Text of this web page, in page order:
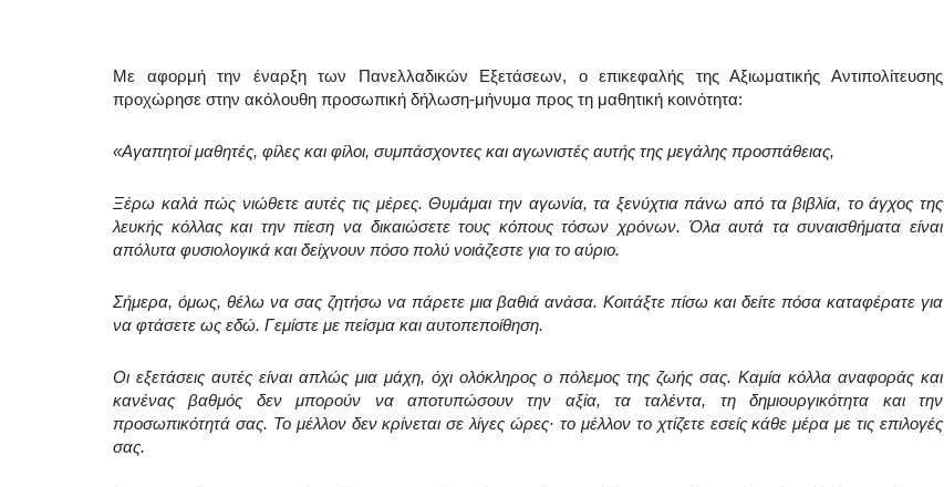
Με αφορμή την έναρξη των Πανελλαδικών Εξετάσεων, ο επικεφαλής της Αξιωματικής Αντιπολίτευσης
προχώρησε στην ακόλουθη προσωπική δήλωση-μήνυμα προς τη μαθητική κοινότητα:
«Αγαπητοί μαθητές, φίλες και φίλοι, συμπάσχοντες και αγωνιστές αυτής της μεγάλης προσπάθειας,
Ξέρω καλά πώς νιώθετε αυτές τις μέρες. Θυμάμαι την αγωνία, τα ξενύχτια πάνω από τα βιβλία, το άγχος της
λευκής κόλλας και την πίεση να δικαιώσετε τους κόπους τόσων χρόνων. Όλα αυτά τα συναισθήματα είναι
απόλυτα φυσιολογικά και δείχνουν πόσο πολύ νοιάζεστε για το αύριο.
Σήμερα, όμως, θέλω να σας ζητήσω να πάρετε μια βαθιά ανάσα. Κοιτάξτε πίσω και δείτε πόσα καταφέρατε για
να φτάσετε ως εδώ. Γεμίστε με πείσμα και αυτοπεποίθηση.
Οι εξετάσεις αυτές είναι απλώς μια μάχη, όχι ολόκληρος ο πόλεμος της ζωής σας. Καμία κόλλα αναφοράς και
κανένας βαθμός δεν μπορούν να αποτυπώσουν την αξία, τα ταλέντα, τη δημιουργικότητα και την
προσωπικότητά σας. Το μέλλον δεν κρίνεται σε λίγες ώρες· το μέλλον το χτίζετε εσείς κάθε μέρα με τις επιλογές
σας.